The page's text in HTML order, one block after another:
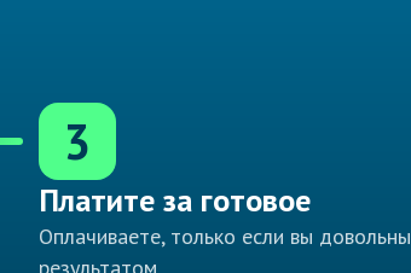
3
Платите за готовое
Оплачиваете, только если вы довольны